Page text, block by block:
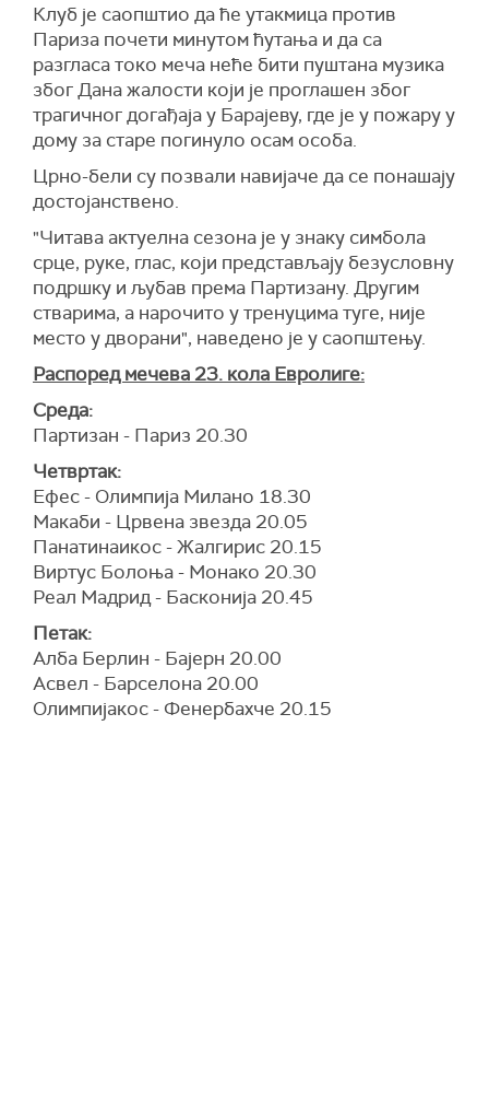
Клуб је саопштио да ће утакмица против
Париза почети минутом ћутања и да са
разгласа токо меча неће бити пуштана музика
због Дана жалости који је проглашен због
трагичног догађаја у Барајеву, где је у пожару у
дому за старе погинуло осам особа.
Црно-бели су позвали навијаче да се понашају
достојанствено.
"Читава актуелна сезона је у знаку симбола
срце, руке, глас, који представљају безусловну
подршку и љубав према Партизану. Другим
стварима, а нарочито у тренуцима туге, није
место у дворани", наведено је у саопштењу.
Распоред мечева 23. кола Евролиге:
Среда:
Партизан - Париз 20.30
Четвртак:
Ефес - Олимпија Милано 18.30
Макаби - Црвена звезда 20.05
Панатинаикос - Жалгирис 20.15
Виртус Болоња - Монако 20.30
Реал Мадрид - Басконија 20.45
Петак:
Алба Берлин - Бајерн 20.00
Асвел - Барселона 20.00
Олимпијакос - Фенербахче 20.15